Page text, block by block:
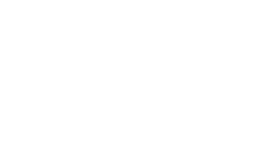
，本公司不負相關責
用戶狀況，依本公司
，本公司將視審查
現惡意使用之情
度並採取法律行